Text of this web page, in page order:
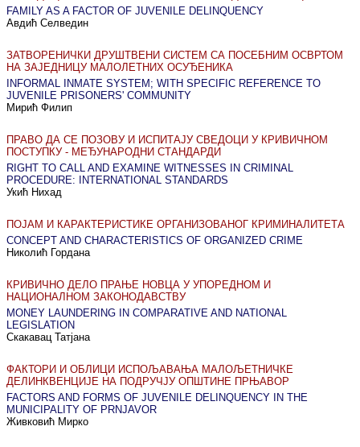
FAMILY AS A FACTOR OF JUVENILE DELINQUENCY
Авдић Селведин
ЗАТВОРЕНИЧКИ ДРУШТВЕНИ СИСТЕМ СА ПОСЕБНИМ ОСВРТОМ
НА ЗАЈЕДНИЦУ МАЛОЛЕТНИХ ОСУЂЕНИКА
INFORMAL INMATE SYSTEM; WITH SPECIFIC REFERENCE TO
JUVENILE PRISONERS' COMMUNITY
Мирић Филип
ПРАВО ДА СЕ ПОЗОВУ И ИСПИТАЈУ СВЕДОЦИ У КРИВИЧНОМ
ПОСТУПКУ - МЕЂУНАРОДНИ СТАНДАРДИ
RIGHT TO CALL AND EXAMINE WITNESSES IN CRIMINAL
PROCEDURE: INTERNATIONAL STANDARDS
Укић Нихад
ПОЈАМ И КАРАКТЕРИСТИКЕ ОРГАНИЗОВАНОГ КРИМИНАЛИТЕТА
CONCEPT AND CHARACTERISTICS OF ORGANIZED CRIME
Николић Гордана
КРИВИЧНО ДЕЛО ПРАЊЕ НОВЦА У УПОРЕДНОМ И
НАЦИОНАЛНОМ ЗАКОНОДАВСТВУ
MONEY LAUNDERING IN COMPARATIVE AND NATIONAL
LEGISLATION
Скакавац Татјана
ФАКТОРИ И ОБЛИЦИ ИСПОЉАВАЊА МАЛОЉЕТНИЧКЕ
ДЕЛИНКВЕНЦИЈЕ НА ПОДРУЧЈУ ОПШТИНЕ ПРЊАВОР
FACTORS AND FORMS OF JUVENILE DELINQUENCY IN THE
MUNICIPALITY OF PRNJAVOR
Живковић Мирко